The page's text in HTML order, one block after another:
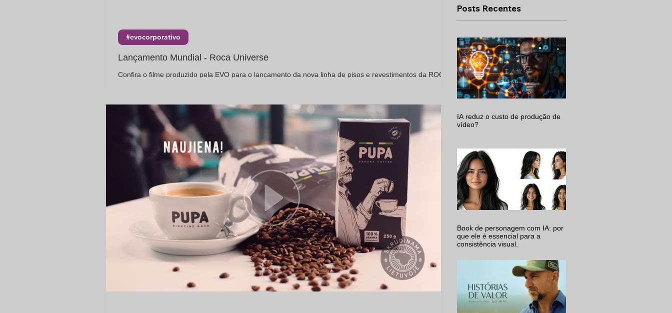
Lançamento Mundial - Roca Universe
Confira o filme produzido pela EVO para o lançamento da nova linha de pisos e revestimentos da ROCA.
#evocorporativo
Posts Recentes
IA reduz o custo de produção de
vídeo?
Book de personagem com IA: por
que ele é essencial para a
consistência visual.